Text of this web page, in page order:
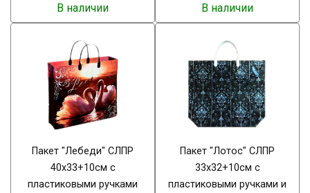
В наличии
В наличии
Пакет "Лебеди" СЛПР
40х33+10см с
пластиковыми ручками
Пакет "Лотос" СЛПР
33х32+10см с
пластиковыми ручками и